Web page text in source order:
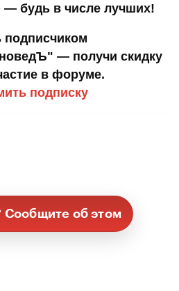
— будь в числе лучших!
подписчиком
— получи скидку
в форуме.
подписку
Сообщите об этом